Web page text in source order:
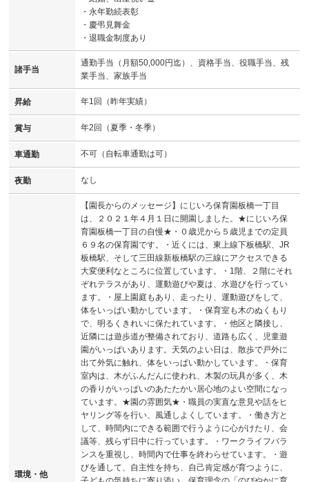
・永年勤続表彰
・慶弔見舞金
・退職金制度あり
諸手当
通勤手当（月額50,000円迄）、資格手当、役職手当、残
業手当、家族手当
昇給 年1回（昨年実績）
賞与 年2回（夏季・冬季）
車通勤 不可（自転車通勤は可）
夜勤 なし
環境・他
【園長からのメッセージ】にじいろ保育園板橋一丁目
は、２０２１年４月１日に開園しました。★にじいろ保
育園板橋一丁目の自慢★・０歳児から５歳児までの定員
６９名の保育園です。・近くには、東上線下板橋駅、JR
板橋駅、そして三田線新板橋駅の三線にアクセスできる
大変便利なところに位置しています。・1階、２階にそれ
ぞれテラスがあり、運動遊びや夏は、水遊びを行ってい
ます。・屋上園庭もあり、走ったり、運動遊びをして、
体をいっぱい動かしています。・保育室も木のぬくもり
で、明るくきれいに保たれています。・他区と隣接し、
近隣には遊歩道が整備されており、道路も広く、児童遊
園がいっぱいあります。天気のよい日は、散歩で戸外に
出て外気に触れ、体をいっぱい動かしています。・保育
室内は、木がふんだんに使われ、木製の玩具が多く、木
の香りがいっぱいのあたたかい居心地のよい空間になっ
ています。★園の雰囲気★・職員の実直な意見や話をヒ
ヤリング等を行い、風通しよくしています。・働き方と
して、時間内にできる範囲で行うように心がけたり、会
議等、残らず日中に行っています。・ワークライフバラ
ンスを重視し、時間内で仕事を終わらせています。・遊
びを通して、自主性を持ち、自己肯定感が育つように、